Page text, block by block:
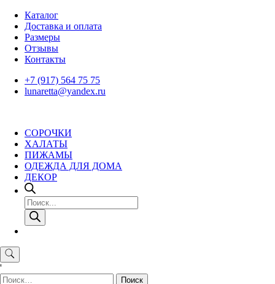
Skip
content
Каталог
Доставка и оплата
Размеры
Отзывы
Контакты
+7 (917) 564 75 75
lunaretta@yandex.ru
СОРОЧКИ
ХАЛАТЫ
ПИЖАМЫ
ОДЕЖДА ДЛЯ ДОМА
ДЕКОР
Поиск
товаров
'
Найти: